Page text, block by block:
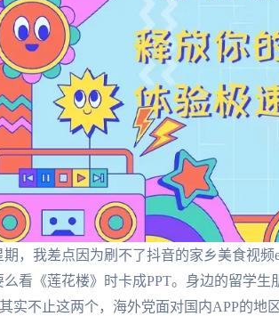
期，我差点因为刷不了抖音的家乡美食视
看《莲花楼》时卡成PPT。身边的留学生
其实不止这两个，海外党面对国内APP的